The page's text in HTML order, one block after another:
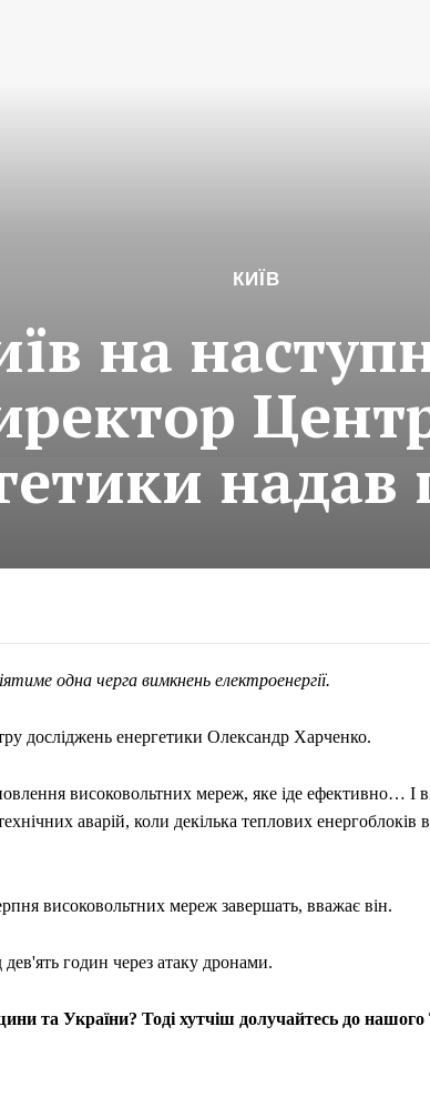
КИЇВ
на
надав
одна черга вимкнень електроенергії.
досліджень енергетики Олександр Харченко.
високовольтних мереж, яке іде ефективно… І
аварій, коли декілька теплових енергоблоків
високовольтних мереж завершать, вважає він.
годин через атаку дронами.
та України? Тоді хутчіш долучайтесь до нашого